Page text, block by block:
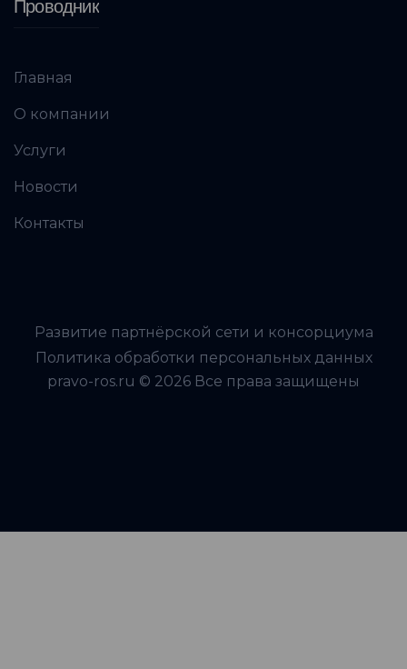
Проводник
Главная
О компании
Услуги
Новости
Контакты
Развитие партнёрской сети и консорциума
Политика обработки персональных данных
pravo-ros.ru © 2026 Все права защищены